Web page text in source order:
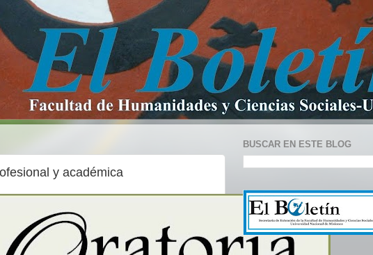
y académica
BUSCAR EN ESTE BLOG